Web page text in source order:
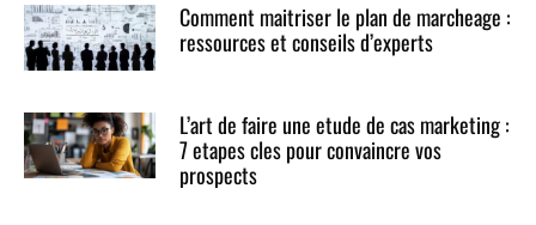
Comment maitriser le plan de marcheage :
ressources et conseils d’experts
L’art de faire une etude de cas marketing :
7 etapes cles pour convaincre vos
prospects